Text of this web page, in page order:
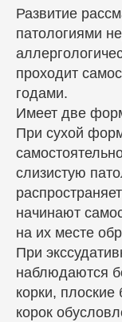
Развитие
патологиями
проходит
годами.
Имеет две
При сухой
слизистую
начинают
на их месте
При
наблюдаются
корки,
корок